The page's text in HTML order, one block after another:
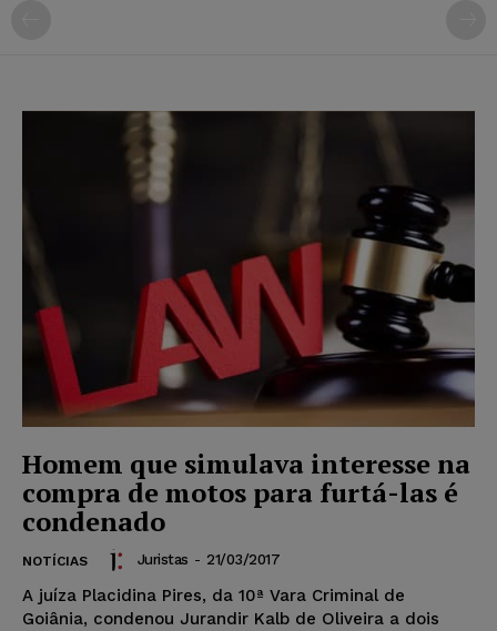
Homem que simulava interesse na
compra de motos para furtá-las é
condenado
NOTÍCIAS Juristas - 21/03/2017
A juíza Placidina Pires, da 10ª Vara Criminal de
Goiânia, condenou Jurandir Kalb de Oliveira a dois